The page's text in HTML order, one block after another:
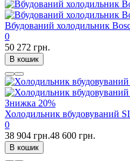
Вбудований холодильник
0
50 272 грн.
В кошик
Знижка 20%
Холодильник вбудовуваний
0
38 904 грн.48 600 грн.
В кошик